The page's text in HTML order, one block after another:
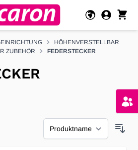
HÖHENVERSTELLBAR
ZUBEHÖR
FEDERSTECKER